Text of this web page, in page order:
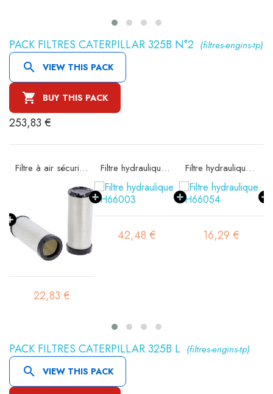
PACK FILTRES CATERPILLAR 325B N°2 (filtres-engins-tp)
 VIEW THIS PACK
 BUY THIS PACK
253,83 €
Filtre à air sécurité SA16194
22,83 €
Filtre hydraulique SH66003
42,48 €
Filtre hydraulique SH66054
16,29 €
PACK FILTRES CATERPILLAR 325B L (filtres-engins-tp)
 VIEW THIS PACK